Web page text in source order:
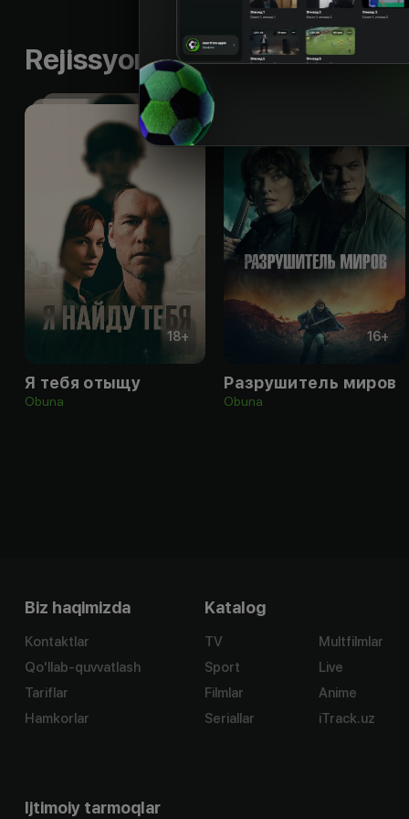
Rejissyorning boshqa ishlari
18+
Я тебя отыщу
Obuna
16+
Разрушитель миров
Obuna
Biz haqimizda
Kontaktlar
Qo'llab-quvvatlash
Tariflar
Hamkorlar
Katalog
TV
Sport
Filmlar
Seriallar
Multfilmlar
Live
Anime
iTrack.uz
Ijtimoiy tarmoqlar